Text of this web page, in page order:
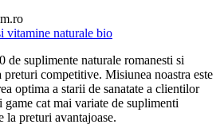
de suplimente naturale romanesti si
preturi competitive. Misiunea noastra este
optima a starii de sanatate a clientilor
cat mai variate de suplimenti
la preturi avantajoase.